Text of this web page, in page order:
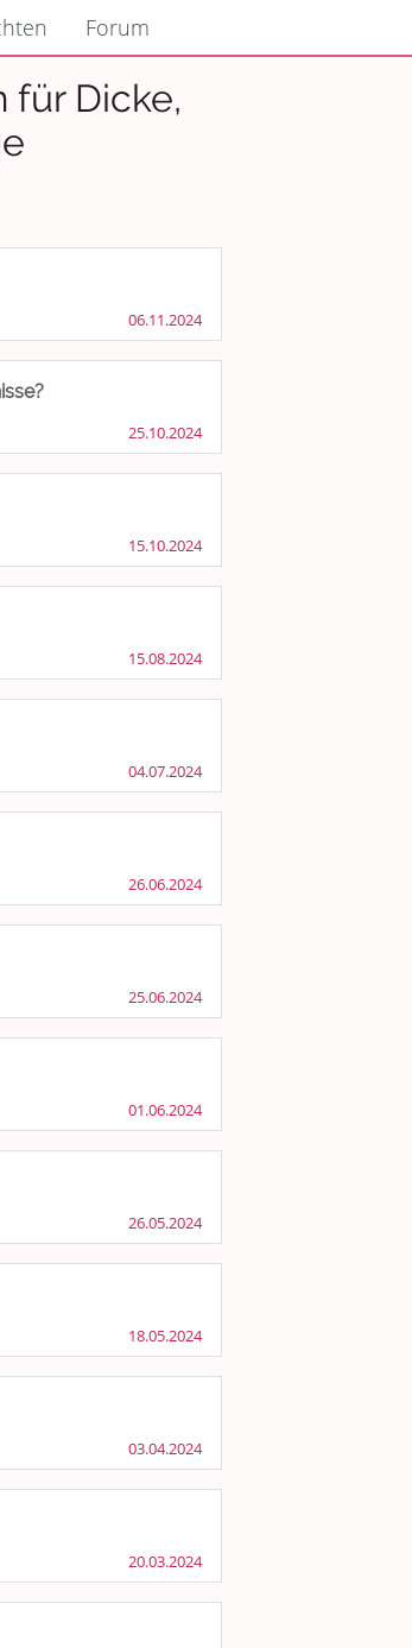
Forum
Dicke,
06.11.2024
25.10.2024
15.10.2024
15.08.2024
04.07.2024
26.06.2024
25.06.2024
01.06.2024
26.05.2024
18.05.2024
03.04.2024
20.03.2024